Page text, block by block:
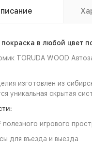
в любой цвет
TORUDA WOOD
изготовлен из
уникальная скрытая
полезного игрового
для въезда и выезда